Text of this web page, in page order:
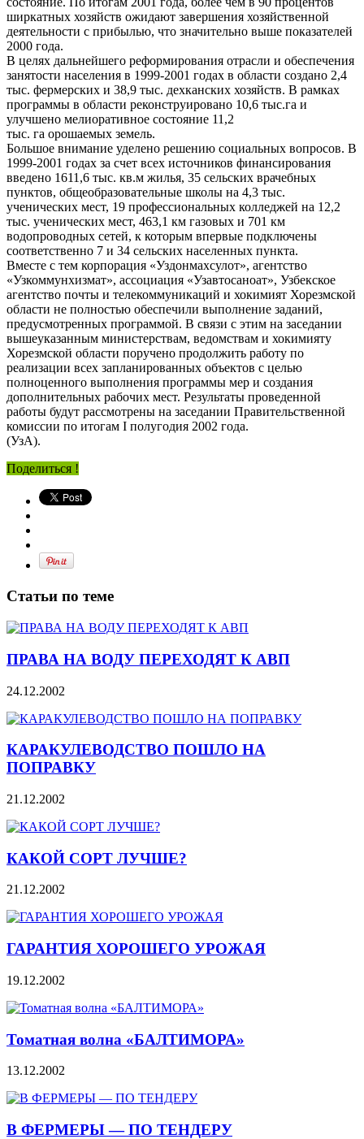
ширкатных хозяйств ожидают завершения хозяйственной
деятельности с прибылью, что значительно выше показателей
2000 года.
В целях дальнейшего реформирования отрасли и обеспечения
занятости населения в 1999-2001 годах в области создано 2,4
тыс. фермерских и 38,9 тыс. дехканских хозяйств. В рамках
программы в области реконструировано 10,6 тыс.га и
улучшено мелиоративное состояние 11,2
тыс. га орошаемых земель.
Большое внимание уделено решению социальных вопросов. В
1999-2001 годах за счет всех источников финансирования
введено 1611,6 тыс. кв.м жилья, 35 сельских врачебных
пунктов, общеобразовательные школы на 4,3 тыс.
ученических мест, 19 профессиональных колледжей на 12,2
тыс. ученических мест, 463,1 км газовых и 701 км
водопроводных сетей, к которым впервые подключены
соответственно 7 и 34 сельских населенных пункта.
Вместе с тем корпорация «Уздонмахсулот», агентство
«Узкоммунхизмат», ассоциация «Узавтосаноат», Узбекское
агентство почты и телекоммуникаций и хокимият Хорезмской
области не полностью обеспечили выполнение заданий,
предусмотренных программой. В связи с этим на заседании
вышеуказанным министерствам, ведомствам и хокимияту
Хорезмской области поручено продолжить работу по
реализации всех запланированных объектов с целью
полноценного выполнения программы мер и создания
дополнительных рабочих мест. Результаты проведенной
работы будут рассмотрены на заседании Правительственной
комиссии по итогам I полугодия 2002 года.
(УзА).
Поделиться !
Статьи по теме
ПРАВА НА ВОДУ ПЕРЕХОДЯТ К АВП
24.12.2002
КАРАКУЛЕВОДСТВО ПОШЛО НА
ПОПРАВКУ
21.12.2002
КАКОЙ СОРТ ЛУЧШЕ?
21.12.2002
ГАРАНТИЯ ХОРОШЕГО УРОЖАЯ
19.12.2002
Томатная волна «БАЛТИМОРА»
13.12.2002
В ФЕРМЕРЫ — ПО ТЕНДЕРУ